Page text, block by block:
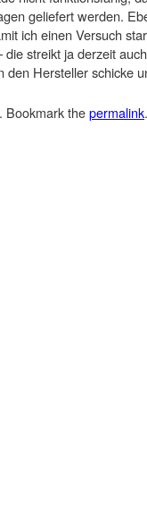
geliefert werden.
ich einen Versuch
streikt ja derzeit
den Hersteller schicke
. Bookmark thepermalink.